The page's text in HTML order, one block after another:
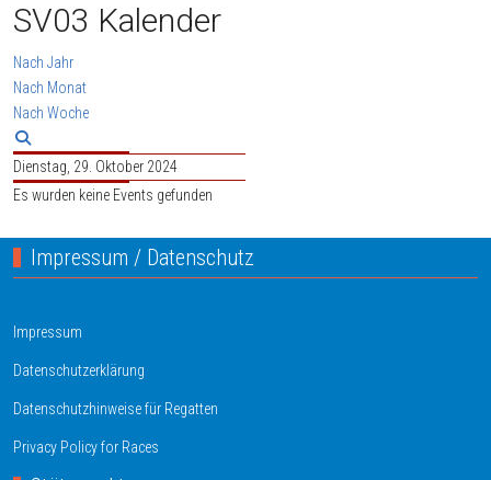
SV03 Kalender
Nach Jahr
Nach Monat
Nach Woche
Dienstag, 29. Oktober 2024
Es wurden keine Events gefunden
Impressum / Datenschutz
Impressum
Datenschutzerklärung
Datenschutzhinweise für Regatten
Privacy Policy for Races